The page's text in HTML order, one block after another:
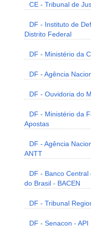
CE - Tribunal de
DF - Instituto de
Distrito Federal
DF - Ministério da
DF - Agência
DF - Ouvidoria do
DF - Ministério da
Apostas
DF - Agência
ANTT
DF - Banco
do Brasil - BACEN
DF - Tribunal
DF - Senacon - API